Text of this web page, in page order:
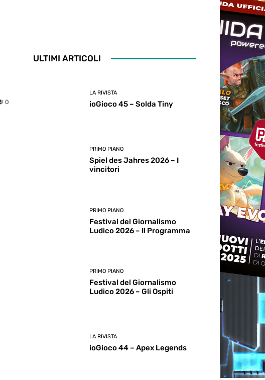
0
ULTIMI ARTICOLI
LA RIVISTA
ioGioco 45 – Solda Tiny
PRIMO PIANO
Spiel des Jahres 2026 – I
vincitori
PRIMO PIANO
Festival del Giornalismo
Ludico 2026 – Il Programma
PRIMO PIANO
Festival del Giornalismo
Ludico 2026 – Gli Ospiti
LA RIVISTA
ioGioco 44 – Apex Legends